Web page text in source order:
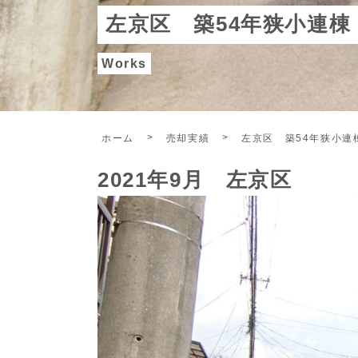
左京区 築54年狭小連棟
Works
ホーム 売却実績 左京区 築54年狭小連
2021年9月 左京区